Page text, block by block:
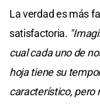
La verdad es más
satisfactoria.
cual cada uno de
hoja tiene su
característico, pero